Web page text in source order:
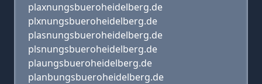
plaxnungsbueroheidelberg.de
plxnungsbueroheidelberg.de
plasnungsbueroheidelberg.de
plsnungsbueroheidelberg.de
plaungsbueroheidelberg.de
planbungsbueroheidelberg.de